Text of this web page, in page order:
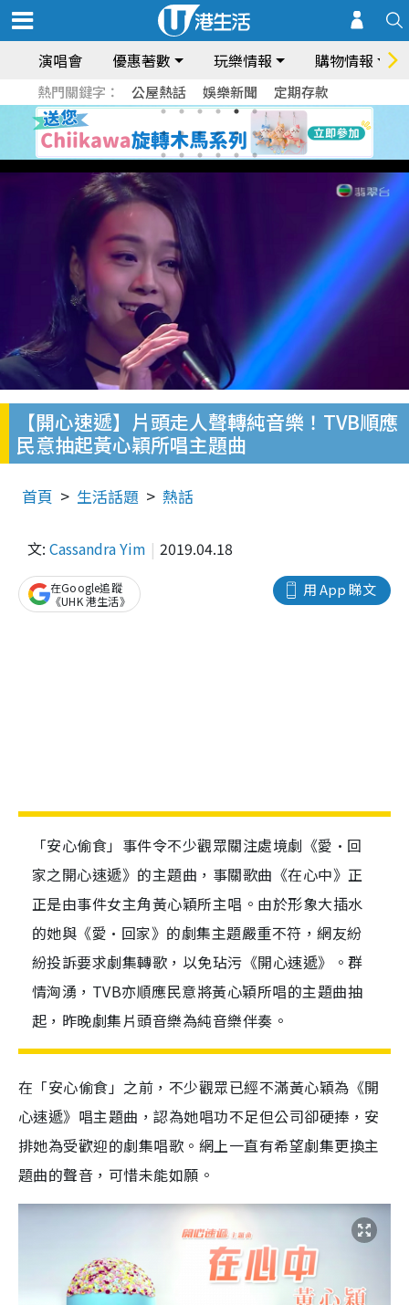
演唱會 優惠著數 玩樂情報 購物情報
熱門關鍵字： 公屋熱話 娛樂新聞 定期存款
【開心速遞】片頭走人聲轉純音樂！TVB順應
民意抽起黃心穎所唱主題曲
首頁 生活話題 熱話
文: Cassandra Yim 2019.04.18
用 App 睇文
在Google追蹤
《UHK 港生活》
「安心偷食」事件令不少觀眾關注處境劇《愛·回
家之開心速遞》的主題曲，事關歌曲《在心中》正
正是由事件女主角黃心穎所主唱。由於形象大插水
的她與《愛·回家》的劇集主題嚴重不符，網友紛
紛投訴要求劇集轉歌，以免玷污《開心速遞》。群
情洶湧，TVB亦順應民意將黃心穎所唱的主題曲抽
起，昨晚劇集片頭音樂為純音樂伴奏。
在「安心偷食」之前，不少觀眾已經不滿黃心穎為《開
心速遞》唱主題曲，認為她唱功不足但公司卻硬捧，安
排她為受歡迎的劇集唱歌。網上一直有希望劇集更換主
題曲的聲音，可惜未能如願。